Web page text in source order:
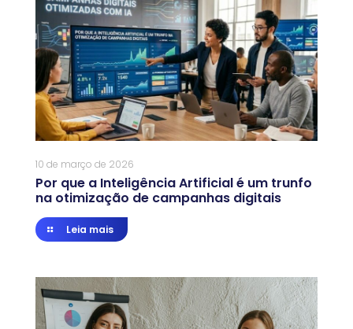
10 de março de 2026
Por que a Inteligência Artificial é um trunfo
na otimização de campanhas digitais
Leia mais